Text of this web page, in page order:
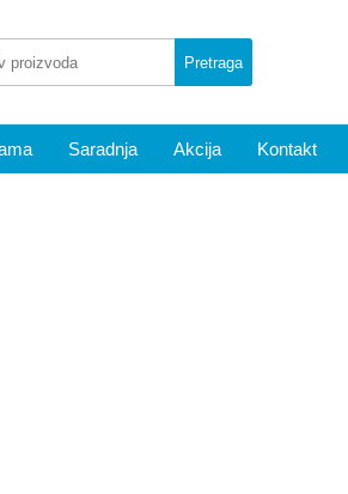
Pretraga
Saradnja Akcija Kontakt